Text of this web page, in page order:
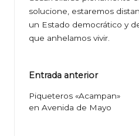
solucione, estaremos
un Estado democrático y
que anhelamos vivir.
Navegación
de
entradas
Entrada anterior
Piqueteros «Acampan»
en Avenida de Mayo